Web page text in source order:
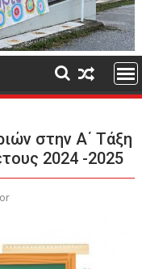
στην Α΄ Τάξη
2024 -2025